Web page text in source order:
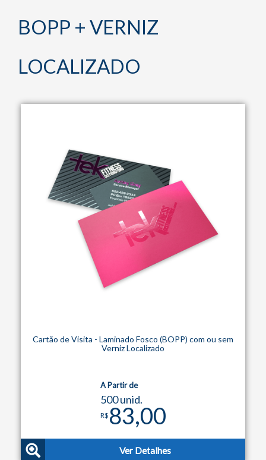
BOPP + VERNIZ
LOCALIZADO
Cartão de Visita - Laminado Fosco (BOPP) com ou sem
Verniz Localizado
A Partir de
500 unid.
R$ 83,00
Ver Detalhes